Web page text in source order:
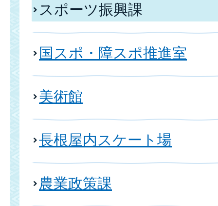
スポーツ振興課
国スポ・障スポ推進室
美術館
長根屋内スケート場
農業政策課